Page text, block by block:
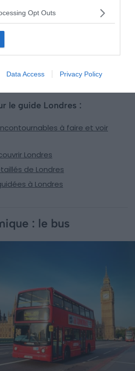
Opt Outs
Data Access Privacy Policy
hors du centre de Londres en
difficile de trouver un bus
alors une alternative vous
en toute sécurité.
le guide Londres :
à faire et voir
Londres
de Londres
à Londres
: le bus